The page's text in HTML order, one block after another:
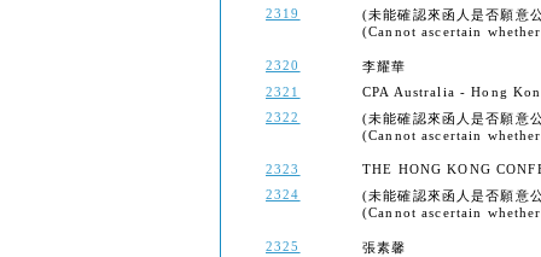
2319
(未能確認來函人是否願意
(Cannot ascertain
2320
李耀華
2321
CPA Australia - Hong
2322
(未能確認來函人是否願意
(Cannot ascertain
2323
THE HONG KONG
2324
(未能確認來函人是否願意
(Cannot ascertain
2325
張素馨